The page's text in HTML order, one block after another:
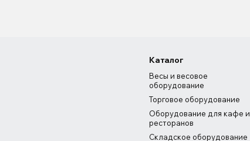
Каталог
Весы и весовое
оборудование
Торговое оборудование
Оборудование для кафе и
ресторанов
Складское оборудование